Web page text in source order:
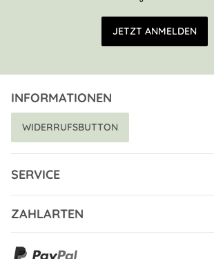
E-Mail Adresse
JETZT ANMELDEN
INFORMATIONEN
WIDERRUFSBUTTON
SERVICE
ZAHLARTEN